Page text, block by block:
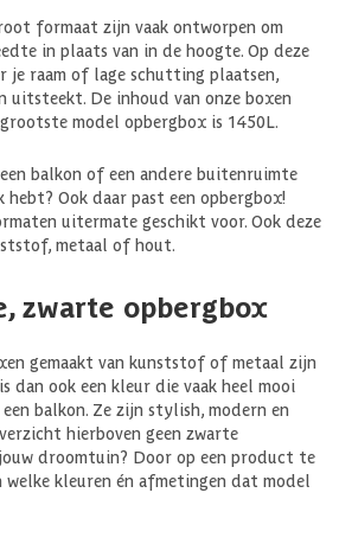
formaat zijn vaak ontworpen om
in plaats van in de hoogte. Op deze
je raam of lage schutting plaatsen,
uitsteekt. De inhoud van onze boxen
model opbergbox is 1450L.
balkon of een andere buitenruimte
hebt? Ook daar past een opbergbox!
uitermate geschikt voor. Ook deze
metaal of hout.
zwarte opbergbox
gemaakt van kunststof of metaal zijn
dan ook een kleur die vaak heel mooi
balkon. Ze zijn stylish, modern en
hierboven geen zwarte
droomtuin? Door op een product te
welke kleuren én afmetingen dat model